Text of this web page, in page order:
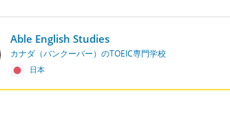
Able English Studies
カナダ（バンクーバー）のTOEIC専門学校
日本